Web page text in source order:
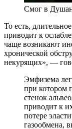
Смог в
То есть,
приводит к
чаще возникают
хронической
некурящих», —
Эмфизема
при котором
стенок
приводит к
потере
газообмена,